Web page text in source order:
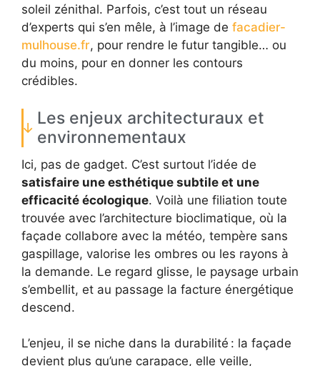
soleil zénithal. Parfois, c’est tout un réseau
d’experts qui s’en mêle, à l’image de facadier-
mulhouse.fr, pour rendre le futur tangible… ou
du moins, pour en donner les contours
crédibles.
Les enjeux architecturaux et
environnementaux
Ici, pas de gadget. C’est surtout l’idée de
satisfaire une esthétique subtile et une
efficacité écologique. Voilà une filiation toute
trouvée avec l’architecture bioclimatique, où la
façade collabore avec la météo, tempère sans
gaspillage, valorise les ombres ou les rayons à
la demande. Le regard glisse, le paysage urbain
s’embellit, et au passage la facture énergétique
descend.
L’enjeu, il se niche dans la durabilité : la façade
devient plus qu’une carapace, elle veille,